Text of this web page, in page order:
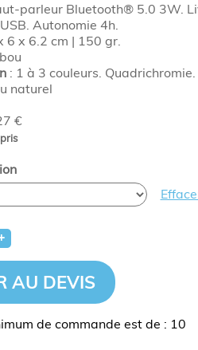
€
parleur Bluetooth® 5.0 3W.
Autonomie 4h.
6 x 6.2 cm | 150 gr.
: 1 à 3 couleurs.
naturel
AU DEVIS
de commande est de : 10